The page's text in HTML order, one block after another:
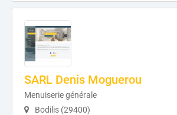
SARL Denis Moguerou
Menuiserie générale
Bodilis (29400)